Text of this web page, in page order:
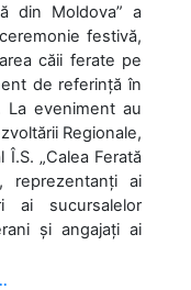
din Moldova” a
festivă,
căii ferate pe
de referință în
La eveniment au
Regionale,
„Calea Ferată
reprezentanți ai
ai sucursalelor
și angajați ai